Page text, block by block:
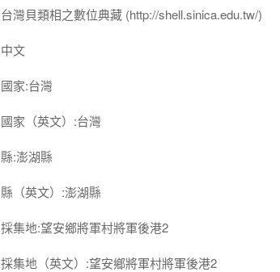
台灣貝類相之數位典藏 (http://shell.sinica.edu.tw/)
中文
國家:台灣
國家（英文）:台灣
縣:澎湖縣
縣（英文）:澎湖縣
採集地:望安鄉將軍村將軍後港2
採集地（英文）:望安鄉將軍村將軍後港2